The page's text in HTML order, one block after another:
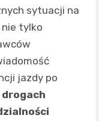
sytuacji na
tylko
jazdy po